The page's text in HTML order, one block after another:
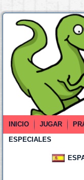
INICIO JUGAR
ESPECIALES